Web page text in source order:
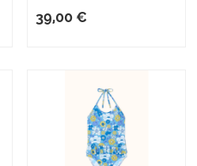
39,00 €